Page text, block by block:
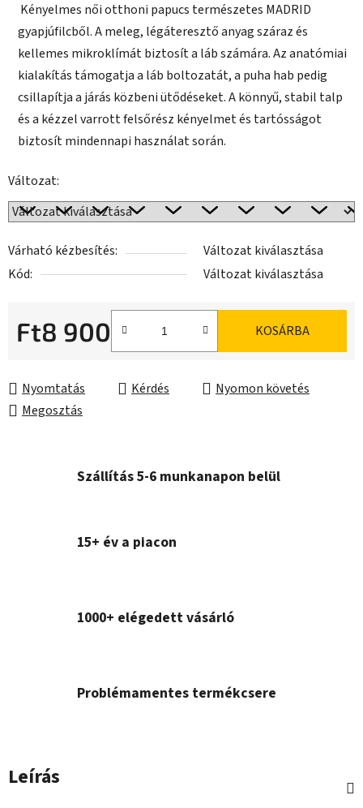
Kényelmes női otthoni papucs természetes MADRID
gyapjúfilcből. A meleg, légáteresztő anyag száraz és
kellemes mikroklímát biztosít a láb számára. Az anatómiai
kialakítás támogatja a láb boltozatát, a puha hab pedig
csillapítja a járás közbeni ütődéseket. A könnyű, stabil talp
és a kézzel varrott felsőrész kényelmet és tartósságot
biztosít mindennapi használat során.
Változat:
Várható kézbesítés:
Változat kiválasztása
Kód:
Változat kiválasztása
Ft8 900 KOSÁRBA
Nyomtatás Kérdés
Nyomon követés
Megosztás
Szállítás 5-6 munkanapon belül
15+ év a piacon
1000+ elégedett vásárló
Problémamentes termékcsere
Leírás